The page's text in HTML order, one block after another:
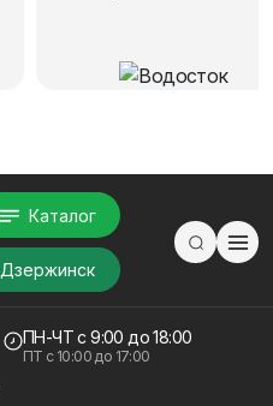
Каталог
Дзержинск
ПН-ЧТс 9:00 до 18:00
ПТ с 10:00 до 17:00